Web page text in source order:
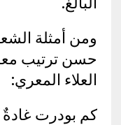
ومن أمثلة
حسن ترتيب
العلاء المعري:
كم بودرت